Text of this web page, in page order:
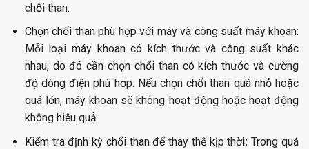
chổi than.
Chọn chổi than phù hợp với máy và công suất máy khoan:
Mỗi loại máy khoan có kích thước và công suất khác
nhau, do đó cần chọn chổi than có kích thước và cường
độ dòng điện phù hợp. Nếu chọn chổi than quá nhỏ hoặc
quá lớn, máy khoan sẽ không hoạt động hoặc hoạt động
không hiệu quả.
Kiểm tra định kỳ chổi than để thay thế kịp thời: Trong quá